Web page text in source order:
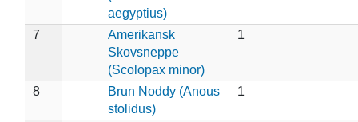
aegyptius)
7
Amerikansk
Skovsneppe
(Scolopax minor)
1
8
Brun Noddy (Anous
stolidus)
1